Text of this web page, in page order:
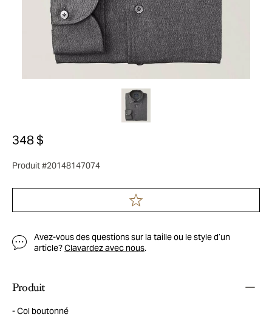
348 $
Produit #20148147074
Avez-vous des questions sur la taille ou le style d’un
article?Clavardez avec nous.
Produit
Col boutonné